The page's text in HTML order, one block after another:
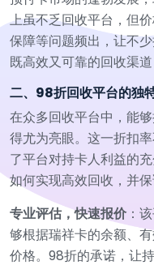
上虽不乏回收平台，但
保障等问题频出，让不
既高效又可靠的回收渠
二、98折回收平台的独
在众多回收平台中，能
得尤为亮眼。这一折扣
了平台对持卡人利益的
如何实现高效回收，并
专业评估，快速报价 ：
够根据瑞祥卡的余额、
价格。98折的承诺，让